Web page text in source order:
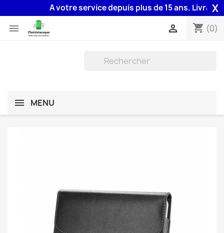
A votre service depuis plus de 15 ans. Livraison
X
 shopping_cart (0)

MENU